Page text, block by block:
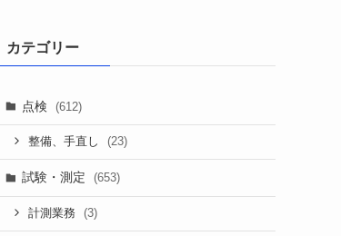
カテゴリー
点検 (612)
整備、手直し (23)
試験・測定 (653)
計測業務 (3)